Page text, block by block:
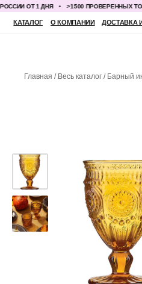
ОТ 1 ДНЯ >1500 ПРОВЕРЕННЫХ
КАТАЛОГ О КОМПАНИИ ДОСТАВКА И
Главная Весь каталог Барный